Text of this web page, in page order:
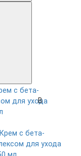
В
Крем с бета-
для ухода